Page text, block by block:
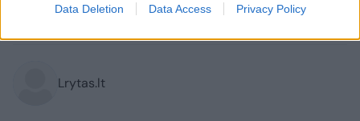
Data Deletion Data Access Privacy Policy
Lrytas.lt